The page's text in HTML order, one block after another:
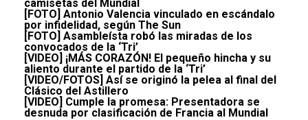
camisetas del Mundial
[FOTO] Antonio Valencia vinculado en escándalo
por infidelidad, según The Sun
[FOTO] Asambleísta robó las miradas de los
convocados de la ‘Tri’
[VIDEO] ¡MÁS CORAZÓN! El pequeño hincha y su
aliento durante el partido de la ‘Tri’
[VIDEO/FOTOS] Así se originó la pelea al final del
Clásico del Astillero
[VIDEO] Cumple la promesa: Presentadora se
desnuda por clasificación de Francia al Mundial